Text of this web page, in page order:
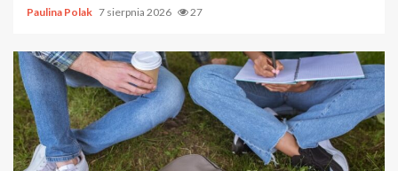
Paulina Polak 7 sierpnia 2026 27